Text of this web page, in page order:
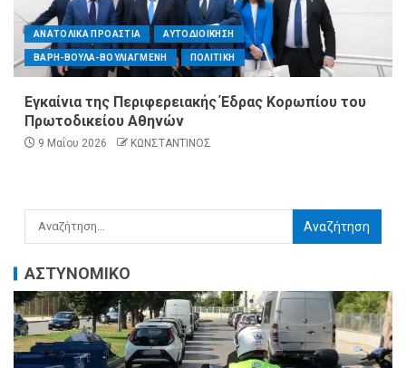
ΑΝΑΤΟΛΙΚΑ ΠΡΟΑΣΤΙΑ ΑΥΤΟΔΙΟΙΚΗΣΗ
ΒΑΡΗ-ΒΟΥΛΑ-ΒΟΥΛΙΑΓΜΕΝΗ ΠΟΛΙΤΙΚΗ
Εγκαίνια της Περιφερειακής Έδρας Κορωπίου του
Πρωτοδικείου Αθηνών
9 Μαΐου 2026 ΚΩΝΣΤΑΝΤΙΝΟΣ
ΑΣΤΥΝΟΜΙΚΟ